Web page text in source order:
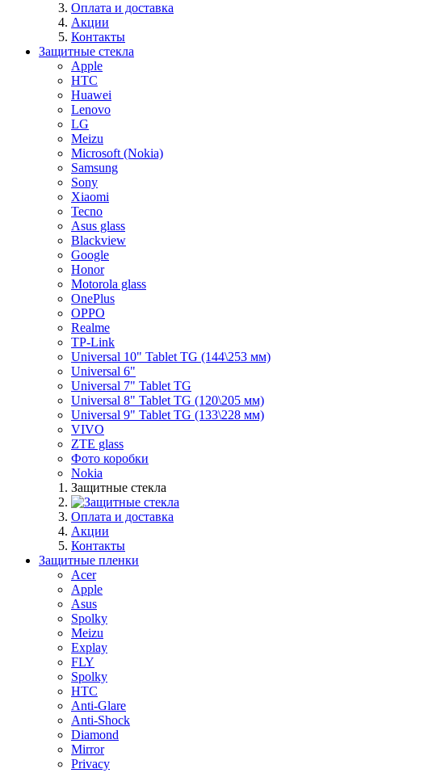
Оплата и доставка
Акции
Контакты
Защитные стекла
Apple
HTC
Huawei
Lenovo
LG
Meizu
Microsoft (Nokia)
Samsung
Sony
Xiaomi
Tecno
Asus glass
Blackview
Google
Honor
Motorola glass
OnePlus
OPPO
Realme
TP-Link
Universal 10" Tablet TG (144\253 мм)
Universal 6"
Universal 7" Tablet TG
Universal 8" Tablet TG (120\205 мм)
Universal 9" Tablet TG (133\228 мм)
VIVO
ZTE glass
Фото коробки
Nokia
Защитные стекла
Оплата и доставка
Акции
Контакты
Защитные пленки
Acer
Apple
Asus
Spolky
Meizu
Explay
FLY
Spolky
HTC
Anti-Glare
Anti-Shock
Diamond
Mirror
Privacy